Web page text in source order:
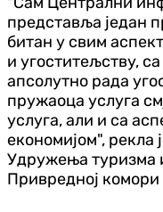
представља један
битан у свим
и угоститељству,
апсолутно рада
пружаоца услуга
услуга, али и са
економијом", рекла
Удружења туризма
Привредној